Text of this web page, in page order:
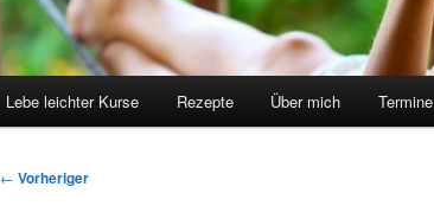
Lebe leichter Kurse Rezepte Über mich Termine
Beitragsnavigation
← Vorheriger